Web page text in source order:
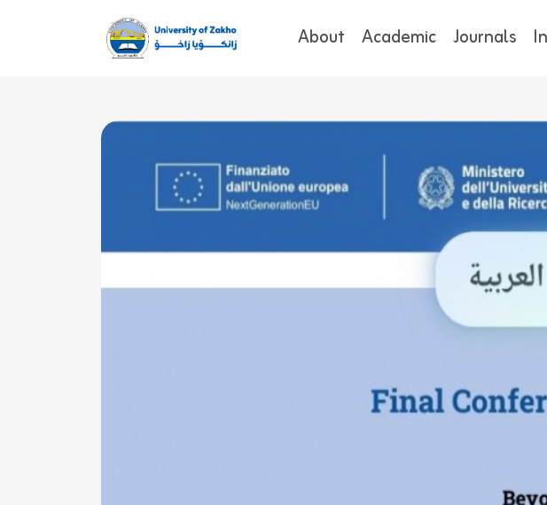
About Academic Journals